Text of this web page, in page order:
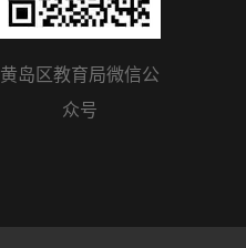
黄岛区教育局微信公
众号